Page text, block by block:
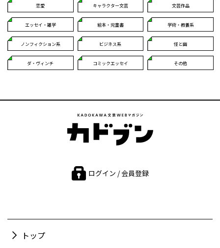
恋愛 キャラクター文芸 文芸作品
エッセイ・雑学 絵本・児童書 学術・教養系
ノンフィクション系 ビジネス系 怪と幽
ダ・ヴィンチ コミックエッセイ その他
ログイン / 会員登録
トップ